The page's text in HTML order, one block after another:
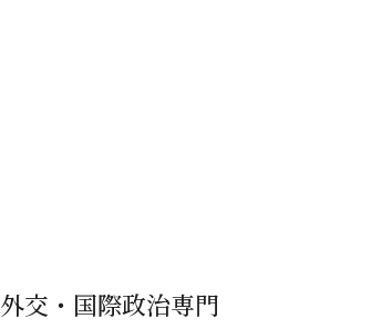
交・国際政治専門